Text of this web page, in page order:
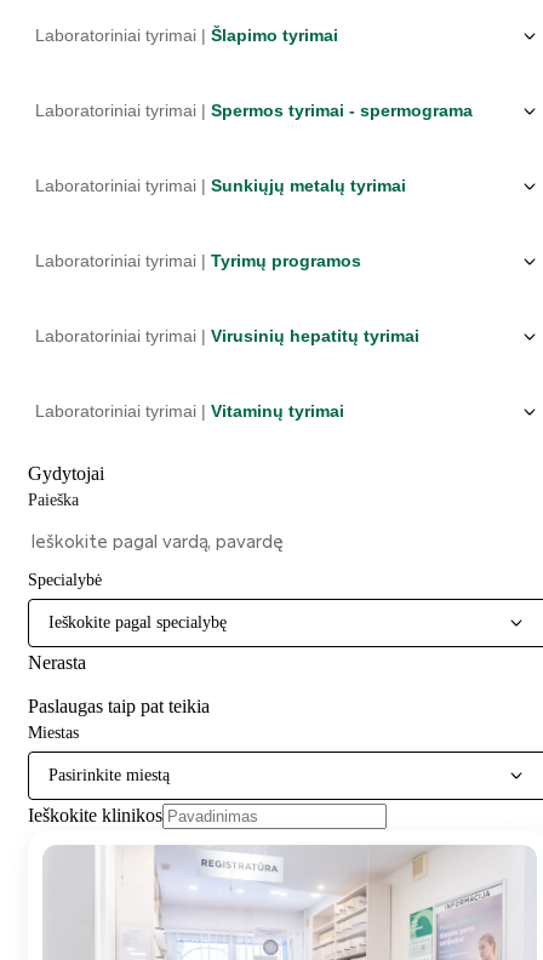
Laboratoriniai tyrimai | Šlapimo tyrimai
Laboratoriniai tyrimai | Spermos tyrimai - spermograma
Laboratoriniai tyrimai | Sunkiųjų metalų tyrimai
Laboratoriniai tyrimai | Tyrimų programos
Laboratoriniai tyrimai | Virusinių hepatitų tyrimai
Laboratoriniai tyrimai | Vitaminų tyrimai
Gydytojai
Paieška
Specialybė
Ieškokite pagal specialybę
Nerasta
Paslaugas taip pat teikia
Miestas
Pasirinkite miestą
Ieškokite klinikos